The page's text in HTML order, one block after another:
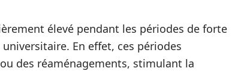
élevé pendant les périodes de forte
En effet, ces périodes
des réaménagements, stimulant la